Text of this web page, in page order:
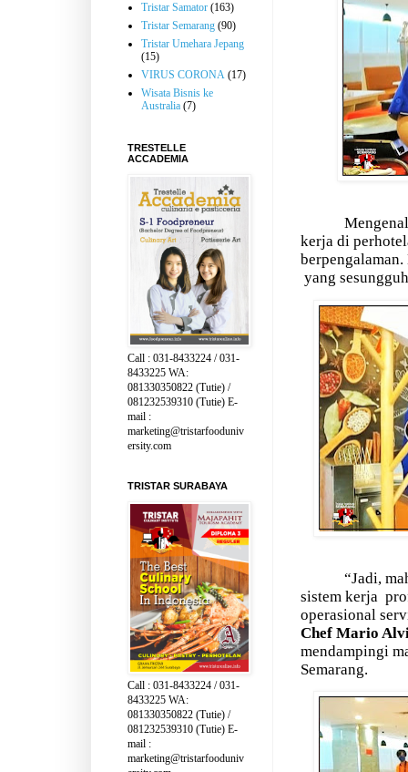
kerja di
yang
“Jadi,
sistem kerja
operasional
Chef Mario
mendampingi
Semarang.
Tristar Samator (163)
Tristar Semarang (90)
Tristar Umehara Jepang
(15)
VIRUS CORONA (17)
Wisata Bisnis ke
Australia (7)
TRESTELLE
ACCADEMIA
Call : 031-8433224 / 031-
8433225 WA:
081330350822 (Tutie) /
081232539310 (Tutie) E-
mail :
marketing@tristarfooduniv
ersity.com
TRISTAR SURABAYA
Call : 031-8433224 / 031-
8433225 WA:
081330350822 (Tutie) /
081232539310 (Tutie) E-
mail :
marketing@tristarfooduniv